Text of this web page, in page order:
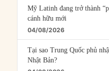
Mỹ Latinh đang trở thành
cánh hữu mới
04/08/2026
Tại sao Trung Quốc phủ
Nhật Bản?